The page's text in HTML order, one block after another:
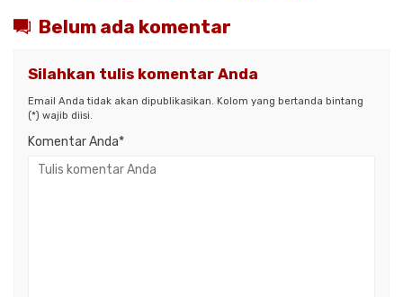
Belum ada komentar
Silahkan tulis komentar Anda
Email Anda tidak akan dipublikasikan. Kolom yang bertanda bintang
(*) wajib diisi.
Komentar Anda*